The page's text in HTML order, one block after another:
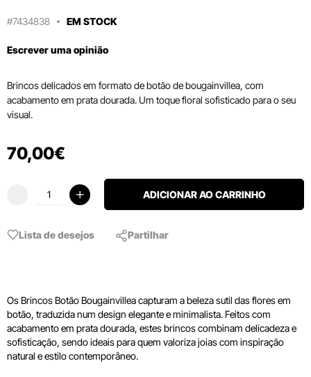
#7434838 EM STOCK
Escrever uma opinião
Brincos delicados em formato de botão de bougainvillea, com
acabamento em prata dourada. Um toque floral sofisticado para o seu
visual.
70,00€
ADICIONAR AO CARRINHO
Lista de desejos Partilhar
Os Brincos Botão Bougainvillea capturam a beleza sutil das flores em
botão, traduzida num design elegante e minimalista. Feitos com
acabamento em prata dourada, estes brincos combinam delicadeza e
sofisticação, sendo ideais para quem valoriza joias com inspiração
natural e estilo contemporâneo.